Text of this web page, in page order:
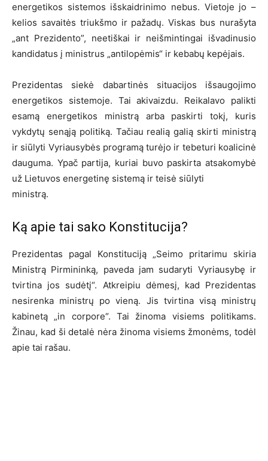
energetikos sistemos išskaidrinimo nebus. Vietoje jo –
kelios savaitės triukšmo ir pažadų. Viskas bus nurašyta
„ant Prezidento”, neetiškai ir neišmintingai išvadinusio
kandidatus į ministrus „antilopėmis“ ir kebabų kepėjais.
Prezidentas siekė dabartinės situacijos išsaugojimo
energetikos sistemoje. Tai akivaizdu. Reikalavo palikti
esamą energetikos ministrą arba paskirti tokį, kuris
vykdytų senąją politiką. Tačiau realią galią skirti ministrą
ir siūlyti Vyriausybės programą turėjo ir tebeturi koalicinė
dauguma. Ypač partija, kuriai buvo paskirta atsakomybė
už Lietuvos energetinę sistemą ir teisė siūlyti
ministrą.
Ką apie tai sako Konstitucija?
Prezidentas pagal Konstituciją „Seimo pritarimu skiria
Ministrą Pirmininką, paveda jam sudaryti Vyriausybę ir
tvirtina jos sudėtį“. Atkreipiu dėmesį, kad Prezidentas
nesirenka ministrų po vieną. Jis tvirtina visą ministrų
kabinetą „in corpore“. Tai žinoma visiems politikams.
Žinau, kad ši detalė nėra žinoma visiems žmonėms, todėl
apie tai rašau.